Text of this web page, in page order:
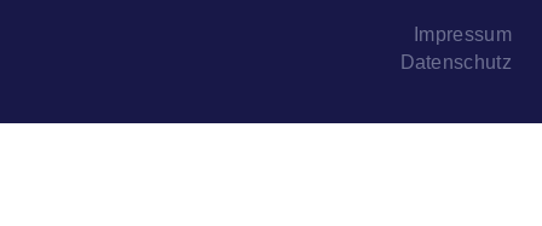
Impressum
Datenschutz